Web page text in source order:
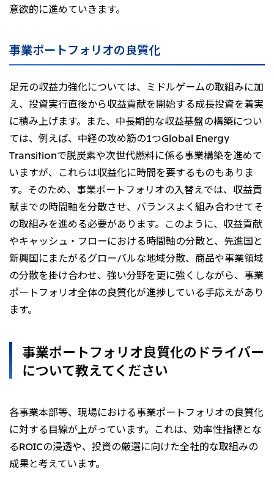
意欲的に進めていきます。
事業ポートフォリオの良質化
足元の収益力強化については、ミドルゲームの取組みに加
え、投資実行直後から収益貢献を開始する成長投資を着実
に積み上げます。また、中長期的な収益基盤の構築につい
ては、例えば、中経の攻め筋の1つGlobal Energy
Transitionで脱炭素や次世代燃料に係る事業構築を進めて
いますが、これらは収益化に時間を要するものもありま
す。そのため、事業ポートフォリオの入替えでは、収益貢
献までの時間軸を分散させ、バランスよく組み合わせてそ
の取組みを進める必要があります。このように、収益貢献
やキャッシュ・フローにおける時間軸の分散と、先進国と
新興国にまたがるグローバルな地域分散、商品や事業領域
の分散を掛け合わせ、強い分野を更に強くしながら、事業
ポートフォリオ全体の良質化が進捗している手応えがあり
ます。
事業ポートフォリオ良質化のドライバー
について教えてください
各事業本部等、現場における事業ポートフォリオの良質化
に対する目線が上がっています。これは、効率性指標とな
るROICの浸透や、投資の厳選に向けた全社的な取組みの
成果と考えています。